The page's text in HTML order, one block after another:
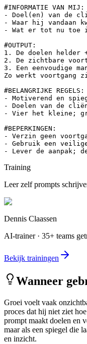
#INFORMATIE VAN MIJ:
- Doel(en) van de
- Waar hij vandaan
- Wat er tot nu toe is
#OUTPUT:
1. De doelen helder
2. De zichtbare
3. Een eenvoudige
Zo werkt
#BELANGRIJKE REGELS:
- Motiverend en
- Doelen van de
- Vier het kleine;
#BEPERKINGEN:
- Verzin geen
- Gebruik een
- Lever de aanpak;
Training
Leer zelf prompts
Dennis Claassen
AI-trainer · 35+ teams
Bekijk trainingen
Wanneer
Groei voelt vaak
proces dat hij niet ziet
prompt maakt doelen en
maar als een spiegel die
en inzicht.